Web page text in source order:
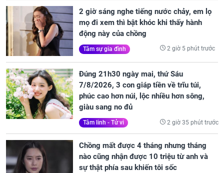
2 giờ sáng nghe tiếng nước chảy, em lọ
mọ đi xem thì bật khóc khi thấy hành
động này của chồng
Tâm sự gia đình 2 giờ 5 phút trước
Đúng 21h30 ngày mai, thứ Sáu
7/8/2026, 3 con giáp tiền về trĩu túi,
phúc cao hơn núi, lộc nhiều hơn sông,
giàu sang no đủ
Tâm linh - Tử vi 2 giờ 35 phút trước
Chồng mất được 4 tháng nhưng tháng
nào cũng nhận được 10 triệu từ anh và
sự thật phía sau khiến tôi sốc